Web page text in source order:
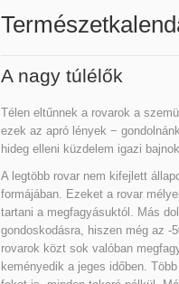
A nagy túlélők
Télen eltűnnek a rovarok a
ezek az apró lények −
hideg elleni küzdelem igazi
A legtöbb rovar nem kifejlett
formájában. Ezeket a rovar
tartani a megfagyásuktól. Más
gondoskodásra, hiszen még az -
rovarok közt sok valóban
keményedik a jeges időben.